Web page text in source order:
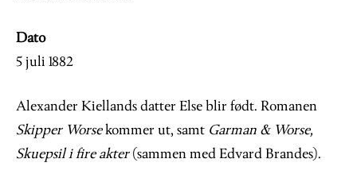
Dato
5 juli 1882
Alexander Kiellands datter Else blir født. Romanen
Skipper Worsekommer ut, samt Garman & Worse,
Skuepsil i fire akter(sammen med Edvard Brandes).